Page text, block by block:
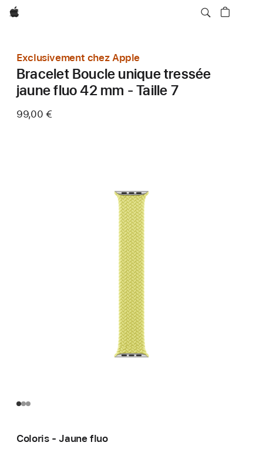
Apple
Exclusivement chez Apple
Bracelet Boucle unique tressée
jaune fluo 42 mm - Taille 7
99,00 €
Coloris - Jaune fluo